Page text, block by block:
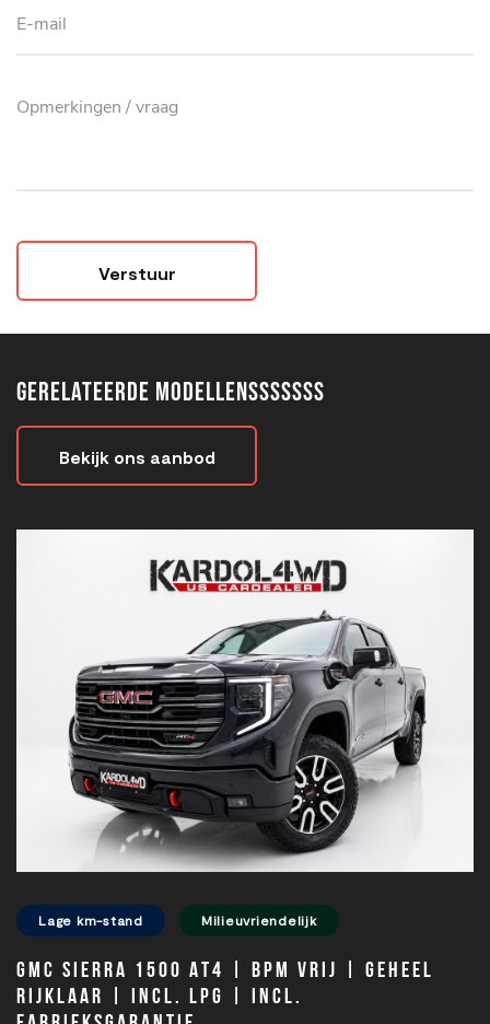
Verstuur
Gerelateerde modellensssssss
Bekijk ons aanbod
Lage km-stand Milieuvriendelijk
GMC SIERRA 1500 AT4 | BPM vrij | Geheel
rijklaar | Incl. LPG | Incl.